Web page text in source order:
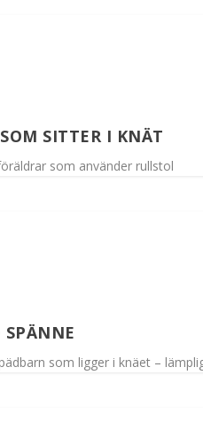
SITTER I KNÄT
som använder rullstol
SPÄNNE
som ligger i knäet –